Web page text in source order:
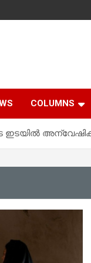
COLUMNS
ഇടയിൽ